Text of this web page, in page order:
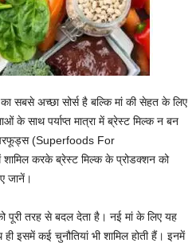
सबसे अच्छा सोर्स है बल्कि मां की सेहत के लिए
के साथ पर्याप्त मात्रा में ब्रेस्ट मिल्क न बन
(Superfoods For
करके ब्रेस्ट मिल्क के प्रोडक्शन को
जानें।
पूरी तरह से बदल देता है। नई मां के लिए यह
इसमें कई चुनौतियां भी शामिल होती हैं। इनमें